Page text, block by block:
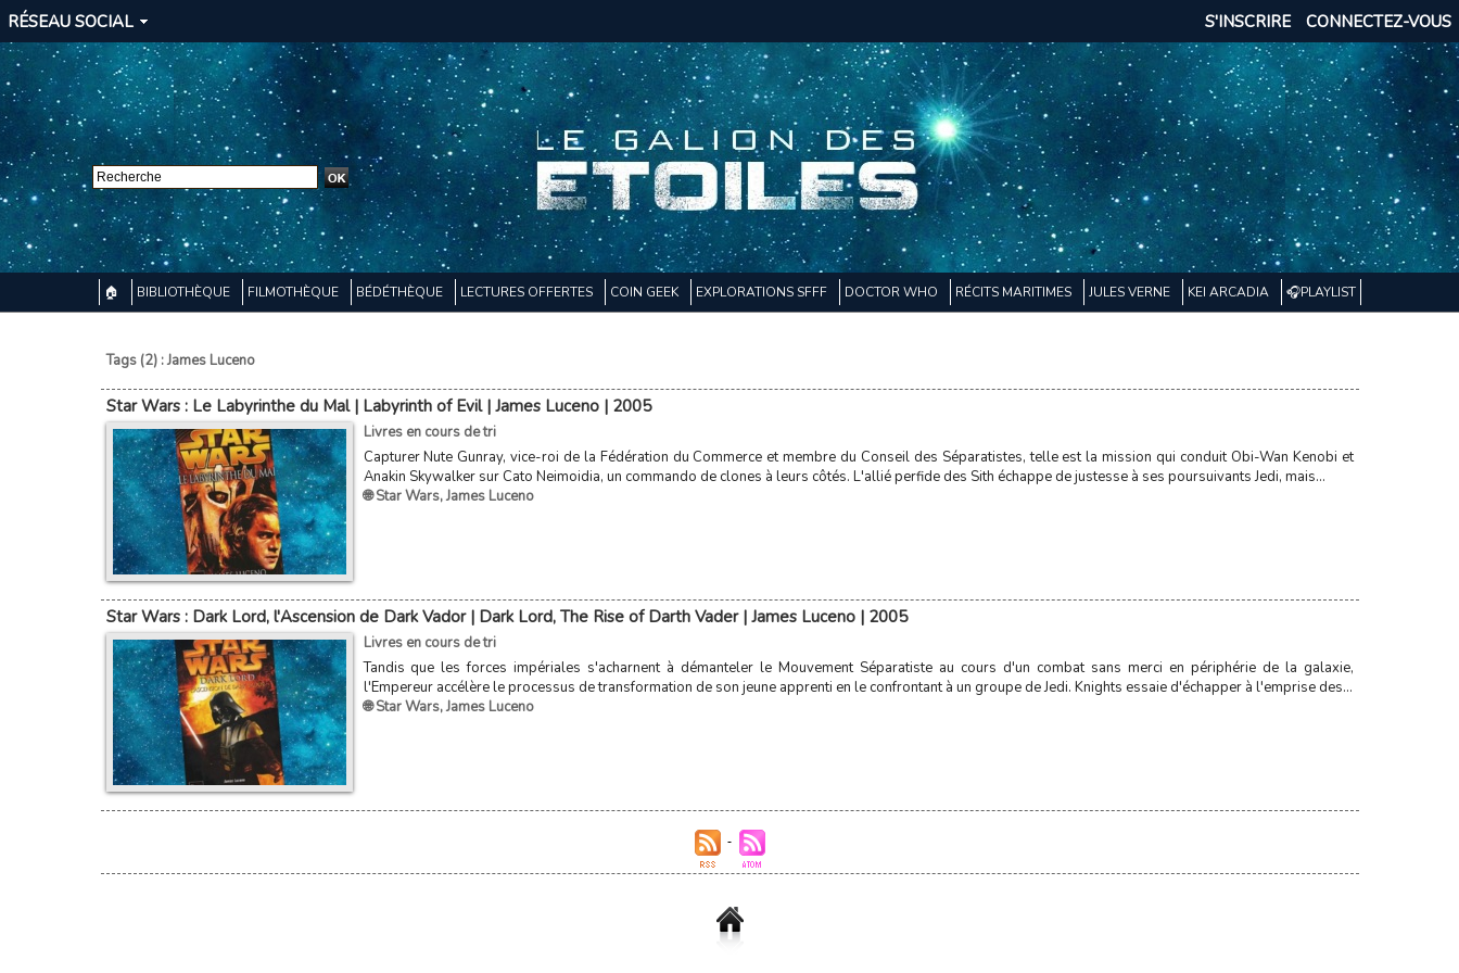
RÉSEAU SOCIAL CONNECTEZ-VOUS
S'INSCRIRE
🏠 BIBLIOTHÈQUE FILMOTHÈQUE BÉDÉTHÈQUE LECTURES OFFERTES COIN GEEK EXPLORATIONS SFFF DOCTOR WHO RÉCITS MARITIMES JULES VERNE KEI ARCADIA 🎧PLAYLIST
Tags (2) : James Luceno
Star Wars : Le Labyrinthe du Mal | Labyrinth of Evil | James Luceno | 2005
Livres en cours de tri
Capturer Nute Gunray, vice-roi de la Fédération du Commerce et membre du Conseil des Séparatistes, telle est la mission qui conduit Obi-Wan Kenobi et
Anakin Skywalker sur Cato Neimoidia, un commando de clones à leurs côtés. L'allié perfide des Sith échappe de justesse à ses poursuivants Jedi, mais...
🌐 Star Wars,James Luceno
Star Wars : Dark Lord, l'Ascension de Dark Vador | Dark Lord, The Rise of Darth Vader | James Luceno | 2005
Livres en cours de tri
Tandis que les forces impériales s'acharnent à démanteler le Mouvement Séparatiste au cours d'un combat sans merci en périphérie de la galaxie,
l'Empereur accélère le processus de transformation de son jeune apprenti en le confrontant à un groupe de Jedi. Knights essaie d'échapper à l'emprise des...
🌐 Star Wars,James Luceno